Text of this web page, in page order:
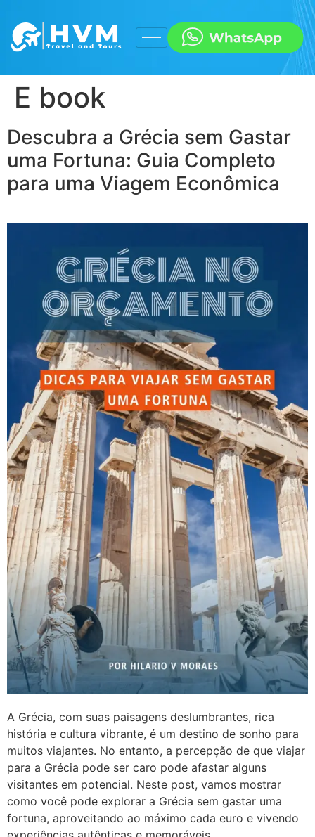
E book
Descubra a Grécia sem Gastar
uma Fortuna: Guia Completo
para uma Viagem Econômica
A Grécia, com suas paisagens deslumbrantes, rica
história e cultura vibrante, é um destino de sonho para
muitos viajantes. No entanto, a percepção de que viajar
para a Grécia pode ser caro pode afastar alguns
visitantes em potencial. Neste post, vamos mostrar
como você pode explorar a Grécia sem gastar uma
fortuna, aproveitando ao máximo cada euro e vivendo